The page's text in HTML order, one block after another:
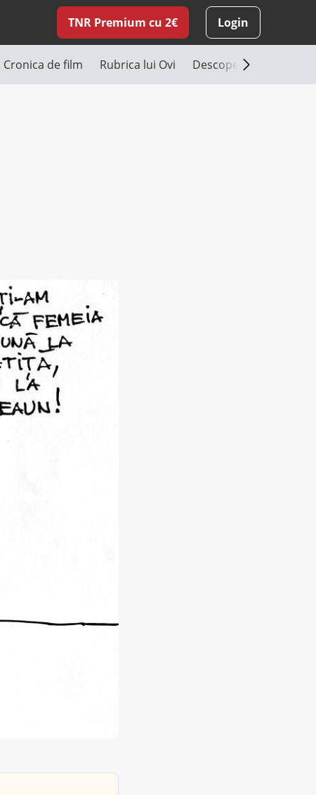
TNR Premium cu 2€ Login
Cronica de film Rubrica lui Ovi Descoperă România